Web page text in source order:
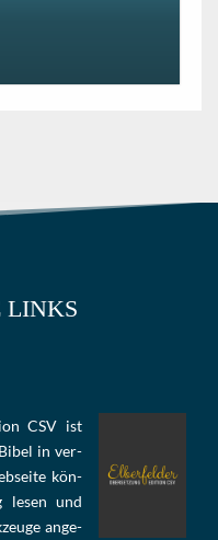
LINKS
CSV ist
in ver­
kön­
le­sen und
an­ge­